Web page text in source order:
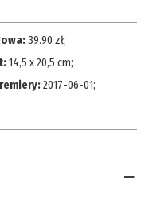
39.90 zł;
14,5 x 20,5 cm;
2017-06-01;